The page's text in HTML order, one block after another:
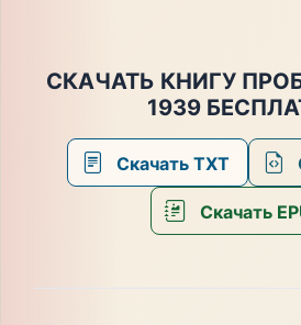
СКАЧАТЬ КНИГУ
1939
Скачать TXT
Скачать